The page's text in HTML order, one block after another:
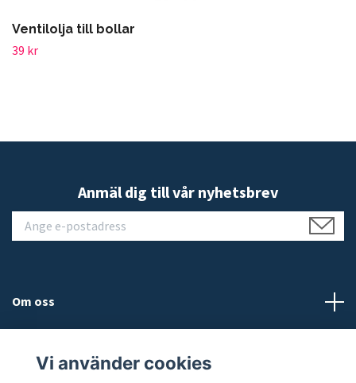
Ventilolja till bollar
39 kr
Anmäl dig till vår nyhetsbrev
Om oss
Vi använder cookies